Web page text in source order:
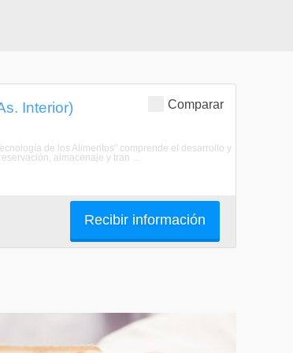
Comparar
Interior)
de los Alimentos" comprende el desarrollo y
almacenaje y tran ...
Recibir información